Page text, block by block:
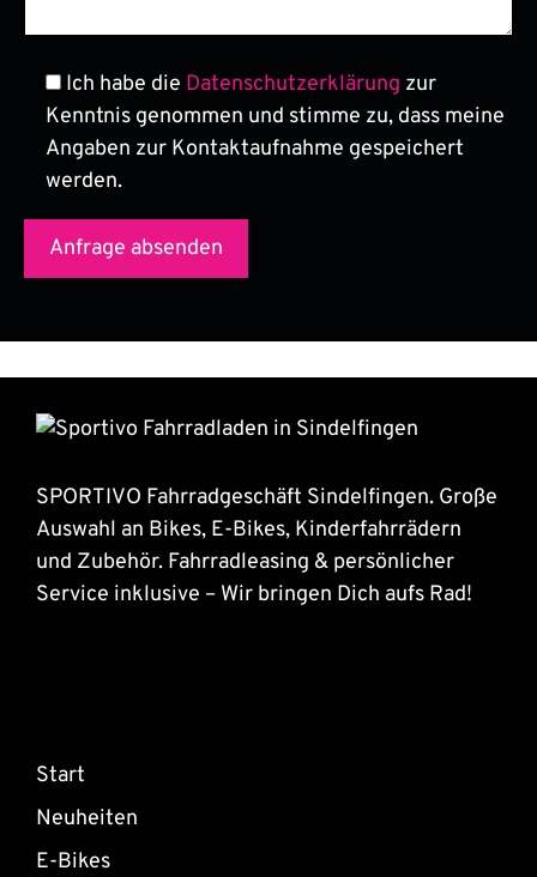
Ich habe die Datenschutzerklärung zur
Kenntnis genommen und stimme zu, dass meine
Angaben zur Kontaktaufnahme gespeichert
werden.
SPORTIVO Fahrradgeschäft Sindelfingen. Große
Auswahl an Bikes, E-Bikes, Kinderfahrrädern
und Zubehör. Fahrradleasing & persönlicher
Service inklusive – Wir bringen Dich aufs Rad!
Start
Neuheiten
E-Bikes